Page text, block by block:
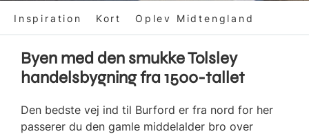
Inspiration Kort Oplev Midtengland
Byen med den smukke Tolsley
handelsbygning fra 1500-tallet
Den bedste vej ind til Burford er fra nord for her
passerer du den gamle middelalder bro over